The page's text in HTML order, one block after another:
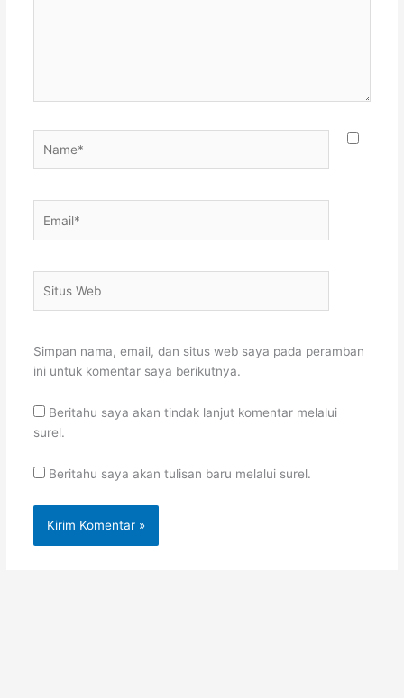
Web
Simpan nama, email, dan situs web saya pada peramban
ini untuk komentar saya berikutnya.
Beritahu saya akan tindak lanjut komentar melalui
surel.
Beritahu saya akan tulisan baru melalui surel.